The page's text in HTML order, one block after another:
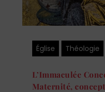
Église Théologie
L’Immaculée
Maternité,